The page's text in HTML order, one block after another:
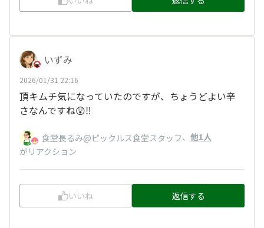
いずみ
2026/01/31 22:16
頂キムチ気になっていたのですが、ちょうどよい辛
さなんですね😲‼️
食堂長るみ@ピックルス食堂スタッフ、 他1人
がリアクション
いいね 返信する